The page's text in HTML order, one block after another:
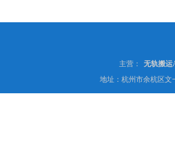
主营：
无轨搬运
地址：杭州市余杭区文